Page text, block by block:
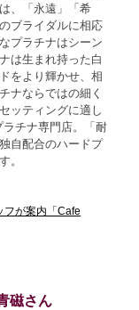
、「永遠」「希
ブライダルに相応
プラチナはシーン
は生まれ持った白
をより輝かせ、相
ナならではの細く
ッティングに適し
チナ専門店。「耐
自配合のハードプ
。
フが案内「Cafe
磁さん